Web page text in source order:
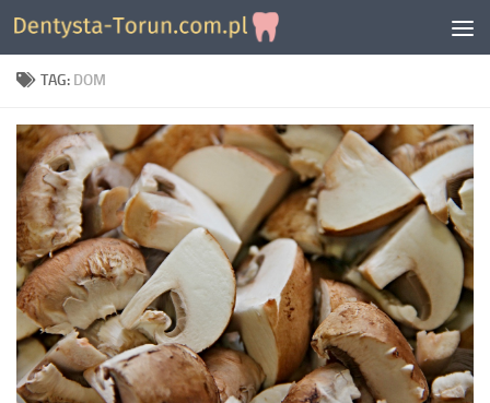
Skip to content
TAG: DOM